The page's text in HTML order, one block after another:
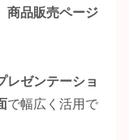
商品販売ページ
レゼンテーショ
で幅広く活用で